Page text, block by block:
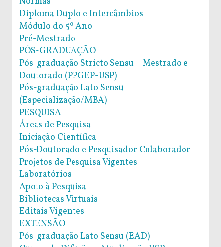
Diploma Duplo e Intercâmbios
Módulo do 5º Ano
Pré-Mestrado
PÓS-GRADUAÇÃO
Pós-graduação Stricto Sensu – Mestrado e
Doutorado (PPGEP-USP)
Pós-graduação Lato Sensu
(Especialização/MBA)
PESQUISA
Áreas de Pesquisa
Iniciação Científica
Pós-Doutorado e Pesquisador Colaborador
Projetos de Pesquisa Vigentes
Laboratórios
Apoio à Pesquisa
Bibliotecas Virtuais
Editais Vigentes
EXTENSÃO
Pós-graduação Lato Sensu (EAD)